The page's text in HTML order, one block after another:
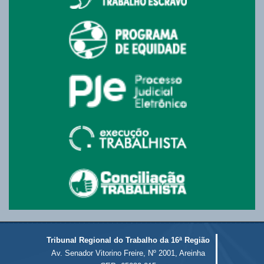
Tribunal Regional do Trabalho da 16ª Região
Av. Senador Vitorino Freire, Nº 2001, Areinha